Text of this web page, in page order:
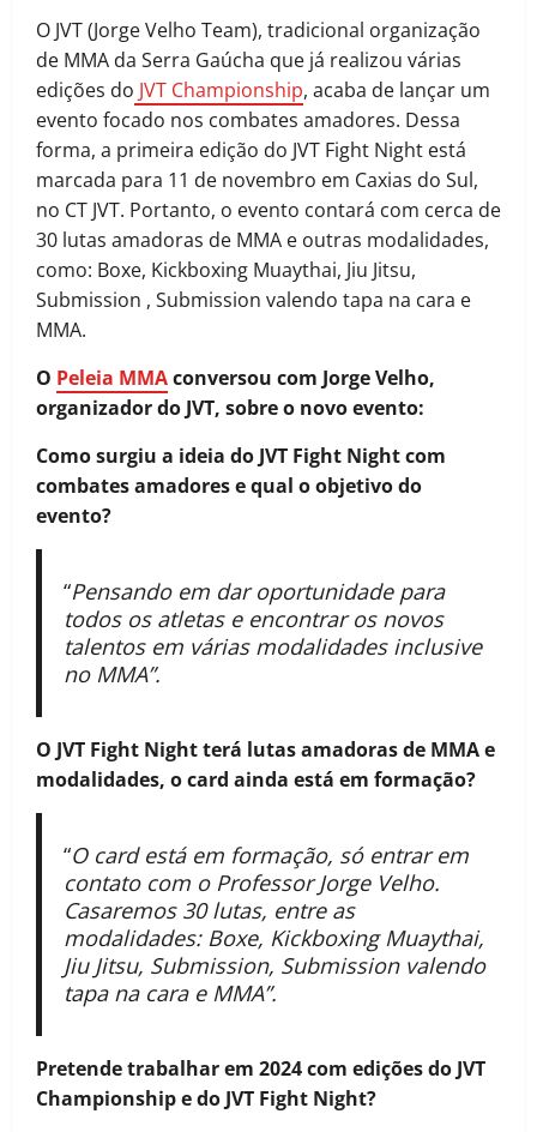
O JVT (Jorge Velho Team), tradicional organização
de MMA da Serra Gaúcha que já realizou várias
edições do JVT Championship, acaba de lançar um
evento focado nos combates amadores. Dessa
forma, a primeira edição do JVT Fight Night está
marcada para 11 de novembro em Caxias do Sul,
no CT JVT. Portanto, o evento contará com cerca de
30 lutas amadoras de MMA e outras modalidades,
como: Boxe, Kickboxing Muaythai, Jiu Jitsu,
Submission , Submission valendo tapa na cara e
MMA.
O Peleia MMAconversou com Jorge Velho,
organizador do JVT, sobre o novo evento:
Como surgiu a ideia do JVT Fight Night com
combates amadores e qual o objetivo do
evento?
“Pensando em dar oportunidade para
todos os atletas e encontrar os novos
talentos em várias modalidades inclusive
no MMA”.
O JVT Fight Night terá lutas amadoras de MMA e
modalidades, o card ainda está em formação?
“O card está em formação, só entrar em
contato com o Professor Jorge Velho.
Casaremos 30 lutas, entre as
modalidades: Boxe, Kickboxing Muaythai,
Jiu Jitsu, Submission, Submission valendo
tapa na cara e MMA”.
Pretende trabalhar em 2024 com edições do JVT
Championship e do JVT Fight Night?